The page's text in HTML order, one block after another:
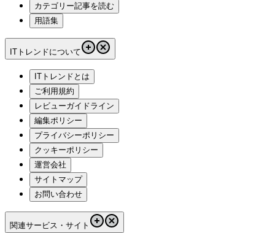
カテゴリー記事を読む
用語集
ITトレンドについて
ITトレンドとは
ご利用規約
レビューガイドライン
編集ポリシー
プライバシーポリシー
クッキーポリシー
運営会社
サイトマップ
お問い合わせ
関連サービス・サイト